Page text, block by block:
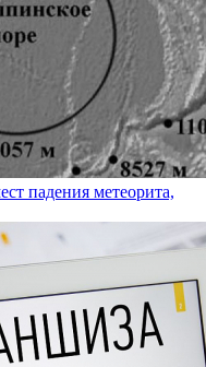
падения метеорита,